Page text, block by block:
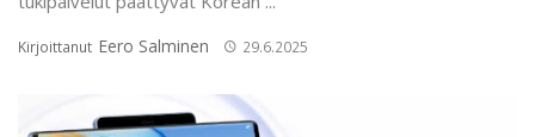
Kirjoittanut Eero Salminen 29.6.2025